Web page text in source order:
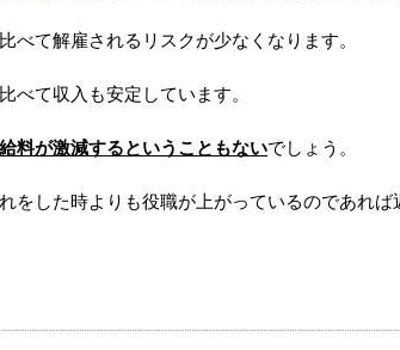
べて解雇されるリスクが少なくなります。
べて収入も安定しています。
料が激減するということもないでしょう。
をした時よりも役職が上がっているのであれ